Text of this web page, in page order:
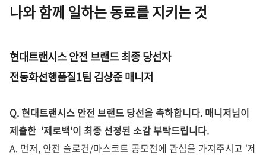
나와 함께 일하는 동료를 지키는 것
현대트랜시스 안전 브랜드 최종 당선자
전동화선행품질1팀 김상준 매니저
Q. 현대트랜시스 안전 브랜드 당선을 축하합니다. 매니저님이
제출한 '제로백'이 최종 선정된 소감 부탁드립니다.
A. 먼저, 안전 슬로건/마스코트 공모전에 관심을 가져주시고 ‘제